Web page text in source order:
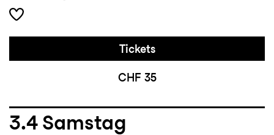
Tickets
CHF 35
3.4 Samstag